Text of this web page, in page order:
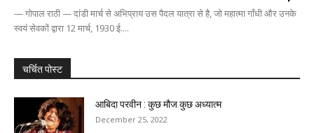
— गोपाल राठी — दांडी मार्च से अभिप्राय उस पैदल यात्रा से है, जो महात्मा गाँधी और उनके
स्वयं सेवकों द्वारा 12 मार्च, 1930 ई....
चर्चित पोस्ट
आबिदा परवीन : कुछ मौज कुछ अध्यात्म
December 25, 2022